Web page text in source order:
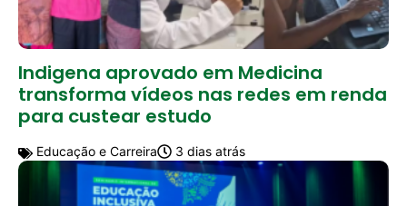
Indigena aprovado em Medicina
transforma vídeos nas redes em renda
para custear estudo
Educação e Carreira 3 dias atrás